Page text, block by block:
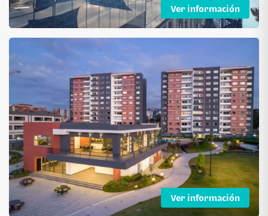
Ver información
Ver información